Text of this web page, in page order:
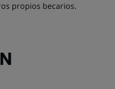
propios becarios.